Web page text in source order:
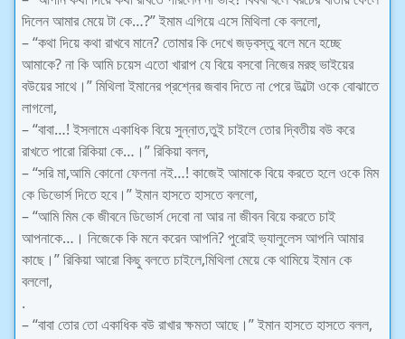
দিলেন আমার মেয়ে টা কে…?” ইমাম এগিয়ে এসে মিথিলা কে বললো,
– “কথা দিয়ে কথা রাখবে মানে? তোমার কি দেখে জড়বস্তু বলে মনে হচ্ছে
আমাকে? না কি আমি চয়েস এতো খারাপ যে বিয়ে বসবো নিজের মরহু ভাইয়ের
বউয়ের সাথে।” মিথিলা ইমানের প্রশ্নের জবাব দিতে না পেরে উল্টো ওকে বোঝাতে
লাগলো,
– “বাবা…! ইসলামে একাধিক বিয়ে সুন্নাত,তুই চাইলে তোর দ্বিতীয় বউ করে
রাখতে পারো রিকিয়া কে…।” রিকিয়া বলল,
– “সরি মা,আমি কোনো ফেলনা নই…! কাজেই আমাকে বিয়ে করতে হলে ওকে মিম
কে ডিভোর্স দিতে হবে।” ইমান হাসতে হাসতে বললো,
– “আমি মিম কে জীবনে ডিভোর্স দেবো না আর না জীবন বিয়ে করতে চাই
আপনাকে…। নিজেকে কি মনে করেন আপনি? পুরোই ভ্যালুলেস আপনি আমার
কাছে।” রিকিয়া আরো কিছু বলতে চাইলে,মিথিলা মেয়ে কে থামিয়ে ইমান কে
বললো,
.
– “বাবা তোর তো একাধিক বউ রাখার ক্ষমতা আছে।” ইমান হাসতে হাসতে বলল,